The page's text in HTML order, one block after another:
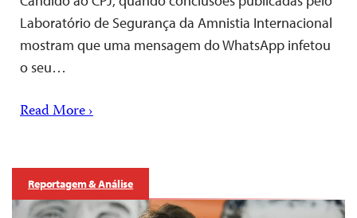
Laboratório de Segurança da Amnistia Internacional
mostram que uma mensagem do WhatsApp infetou
o seu…
Read More ›
Reportagem & Análise